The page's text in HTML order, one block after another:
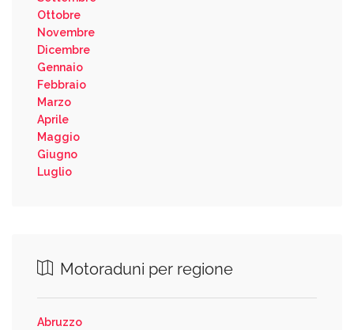
Ottobre
Novembre
Dicembre
Gennaio
Febbraio
Marzo
Aprile
Maggio
Giugno
Luglio
Motoraduni per regione
Abruzzo